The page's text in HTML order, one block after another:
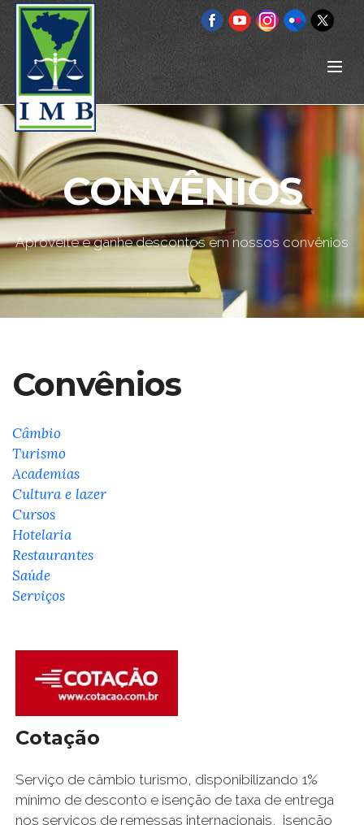
CONVÊNIOS
Aproveite e ganhe descontos em nossos convênios
Convênios
Câmbio
Turismo
Academias
Cultura e lazer
Cursos
Hotelaria
Restaurantes
Saúde
Serviços
Cotação
Serviço de câmbio turismo, disponibilizando 1%
mínimo de desconto e isenção de taxa de entrega
nos serviços de remessas internacionais, isenção